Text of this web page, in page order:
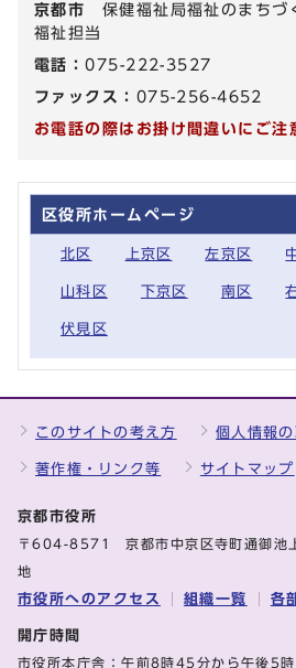
京都市 保健福祉局福祉のまちづ
福祉担当
電話：075-222-3527
ファックス： 075-256-4652
お電話の際はお掛け間違いにご注
区役所ホームページ
北区 上京区 左京区
山科区 下京区 南区
伏見区
このサイトの考え方 個人情報の
著作権・リンク等 サイトマップ
京都市役所
〒604-8571 京都市中京区寺町通御池
地
市役所へのアクセス 組織一覧 各
開庁時間
市役所本庁舎：午前8時45分から午後5